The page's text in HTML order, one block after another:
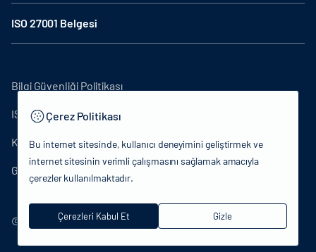
ISO 27001 Belgesi
© 2024 T.C.Kütlür ve Turizm Bakanlığı - Tüm hakları saklıdır.
Bilgi Güvenliği Politikası
ISO27001
KVKK Aydınlatma Metni
Gizlilik Politikası
Çerez Politikası
Bu internet sitesinde, kullanıcı deneyimini geliştirmek ve
internet sitesinin verimli çalışmasını sağlamak amacıyla
çerezler kullanılmaktadır.
Çerezleri Kabul Et Gizle